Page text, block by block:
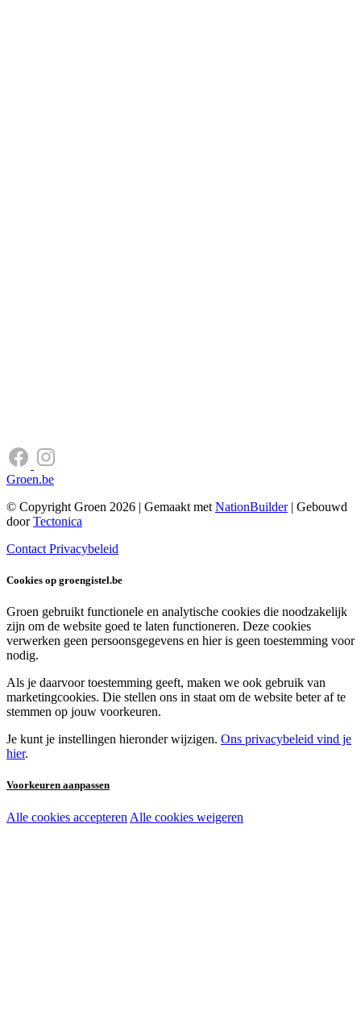
Groen.be
© Copyright Groen 2026 | Gemaakt met NationBuilder| Gebouwd
doorTectonica
Contact Privacybeleid
Cookies op groengistel.be
Groen gebruikt functionele en analytische cookies die noodzakelijk
zijn om de website goed te laten functioneren. Deze cookies
verwerken geen persoonsgegevens en hier is geen toestemming voor
nodig.
Als je daarvoor toestemming geeft, maken we ook gebruik van
marketingcookies. Die stellen ons in staat om de website beter af te
stemmen op jouw voorkeuren.
Je kunt je instellingen hieronder wijzigen. Ons privacybeleid vind je
hier.
Voorkeuren aanpassen
Noodzakelijke cookies:
Alle cookies accepteren Alle cookies weigeren